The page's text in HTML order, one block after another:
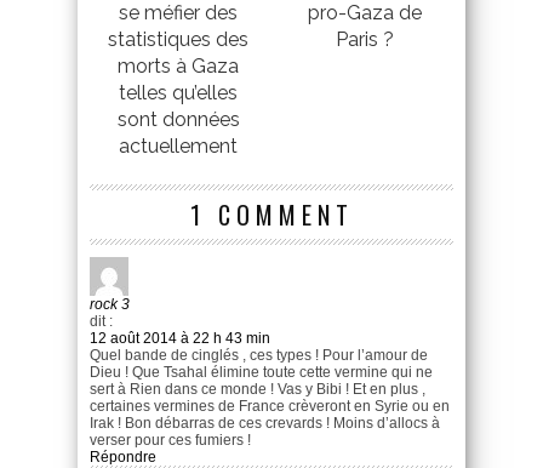
se méfier des
statistiques des
morts à Gaza
telles qu’elles
sont données
actuellement
pro-Gaza de
Paris ?
1 COMMENT
rock 3
dit :
12 août 2014 à 22 h 43 min
Quel bande de cinglés , ces types ! Pour l’amour de
Dieu ! Que Tsahal élimine toute cette vermine qui ne
sert à Rien dans ce monde ! Vas y Bibi ! Et en plus ,
certaines vermines de France crèveront en Syrie ou en
Irak ! Bon débarras de ces crevards ! Moins d’allocs à
verser pour ces fumiers !
Répondre